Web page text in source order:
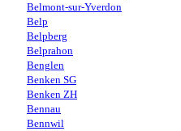
Belmont-sur-Yverdon
Belp
Belpberg
Belprahon
Benglen
Benken SG
Benken ZH
Bennau
Bennwil